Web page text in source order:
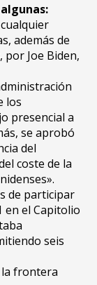
además de
Joe Biden,
los
presencial a
se aprobó
del
coste de la
de participar
en el Capitolio
seis
la frontera